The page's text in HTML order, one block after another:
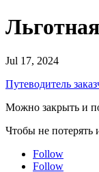
Jul 17, 2024
Путеводитель
Можно закрыть и
Чтобы не потерять
Follow
Follow